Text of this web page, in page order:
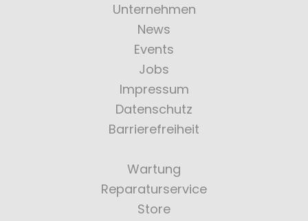
Unternehmen
News
Events
Jobs
Impressum
Datenschutz
Barrierefreiheit
Wartung
Reparaturservice
Store